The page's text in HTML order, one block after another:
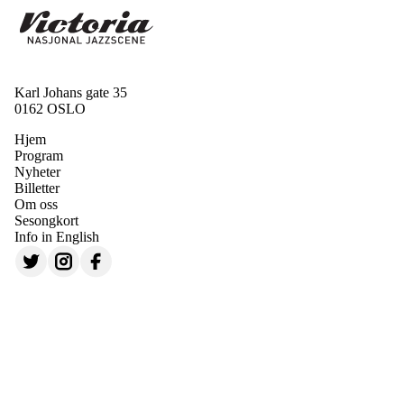
Karl Johans gate 35
0162 OSLO
Hjem
Program
Nyheter
Billetter
Om oss
Sesongkort
Info in English